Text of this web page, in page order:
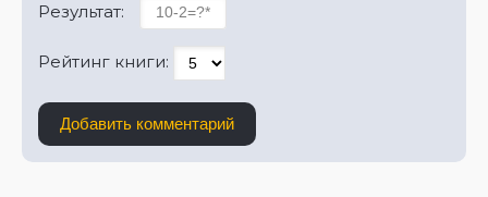
Результат:
Рейтинг книги:
Добавить комментарий